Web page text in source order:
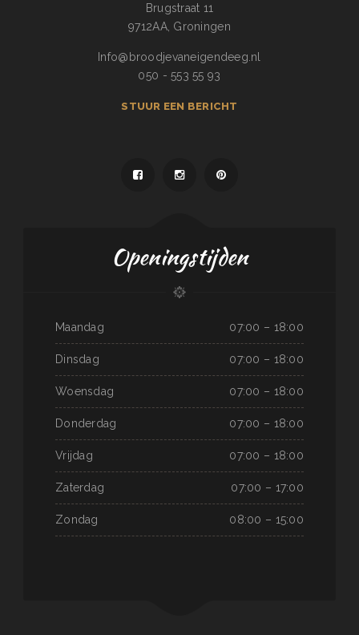
Brugstraat 11
9712AA, Groningen
Info@broodjevaneigendeeg.nl
050 - 553 55 93
STUUR EEN BERICHT
Openingstijden
Maandag 07:00 – 18:00
Dinsdag 07:00 – 18:00
Woensdag 07:00 – 18:00
Donderdag 07:00 – 18:00
Vrijdag 07:00 – 18:00
Zaterdag 07:00 – 17:00
Zondag 08:00 – 15:00